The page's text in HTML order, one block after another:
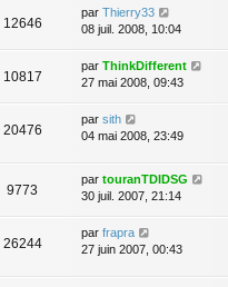
12646
par Thierry33
08 juil. 2008, 10:04
10817
par ThinkDifferent
27 mai 2008, 09:43
20476
par sith
04 mai 2008, 23:49
9773
par touranTDIDSG
30 juil. 2007, 21:14
26244
par frapra
27 juin 2007, 00:43